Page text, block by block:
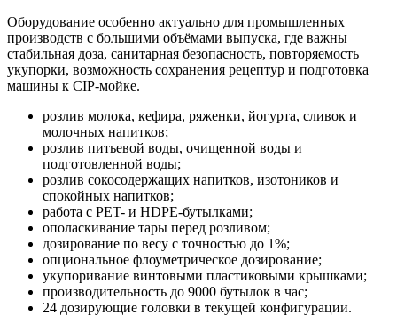
Оборудование особенно актуально для промышленных
производств с большими объёмами выпуска, где важны
стабильная доза, санитарная безопасность, повторяемость
укупорки, возможность сохранения рецептур и подготовка
машины к CIP-мойке.
розлив молока, кефира, ряженки, йогурта, сливок и
молочных напитков;
розлив питьевой воды, очищенной воды и
подготовленной воды;
розлив сокосодержащих напитков, изотоников и
спокойных напитков;
работа с PET- и HDPE-бутылками;
ополаскивание тары перед розливом;
дозирование по весу с точностью до 1%;
опциональное флоуметрическое дозирование;
укупоривание винтовыми пластиковыми крышками;
производительность до 9000 бутылок в час;
24 дозирующие головки в текущей конфигурации.